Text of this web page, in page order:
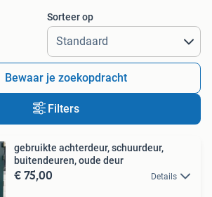
Alle afstanden…
Sorteer op
Bewaar je zoekopdracht
Filters
gebruikte achterdeur, schuurdeur,
buitendeuren, oude deur
€ 75,00 Details